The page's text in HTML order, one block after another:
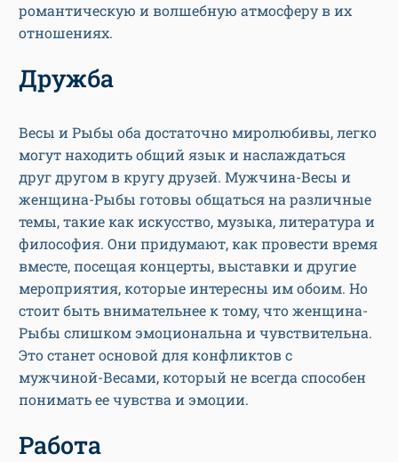
романтическую и волшебную атмосферу в их
отношениях.
Дружба
Весы и Рыбы оба достаточно миролюбивы, легко
могут находить общий язык и наслаждаться
друг другом в кругу друзей. Мужчина-Весы и
женщина-Рыбы готовы общаться на различные
темы, такие как искусство, музыка, литература и
философия. Они придумают, как провести время
вместе, посещая концерты, выставки и другие
мероприятия, которые интересны им обоим. Но
стоит быть внимательнее к тому, что женщина-
Рыбы слишком эмоциональна и чувствительна.
Это станет основой для конфликтов с
мужчиной-Весами, который не всегда способен
понимать ее чувства и эмоции.
Работа